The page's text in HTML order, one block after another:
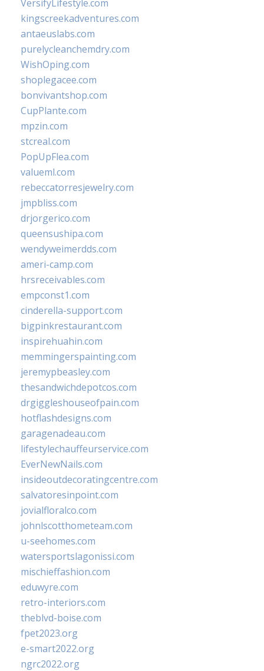
VersifyLifestyle.com
kingscreekadventures.com
antaeuslabs.com
purelycleanchemdry.com
WishOping.com
shoplegacee.com
bonvivantshop.com
CupPlante.com
mpzin.com
stcreal.com
PopUpFlea.com
valueml.com
rebeccatorresjewelry.com
jmpbliss.com
drjorgerico.com
queensushipa.com
wendyweimerdds.com
ameri-camp.com
hrsreceivables.com
empconst1.com
cinderella-support.com
bigpinkrestaurant.com
inspirehuahin.com
memmingerspainting.com
jeremypbeasley.com
thesandwichdepotcos.com
drgiggleshouseofpain.com
hotflashdesigns.com
garagenadeau.com
lifestylechauffeurservice.com
EverNewNails.com
insideoutdecoratingcentre.com
salvatoresinpoint.com
jovialfloralco.com
johnlscotthometeam.com
u-seehomes.com
watersportslagonissi.com
mischieffashion.com
eduwyre.com
retro-interiors.com
theblvd-boise.com
fpet2023.org
e-smart2022.org
ngrc2022.org